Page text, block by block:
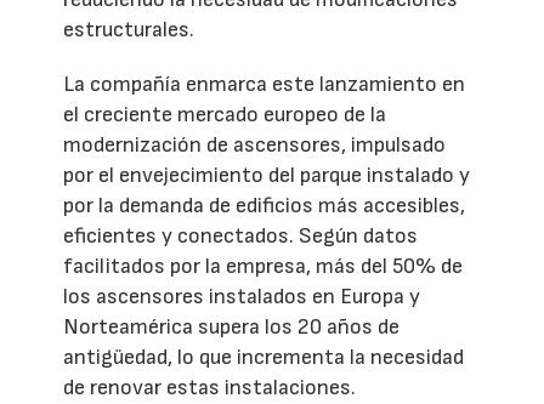
estructurales.
La compañía enmarca este lanzamiento en
el creciente mercado europeo de la
modernización de ascensores, impulsado
por el envejecimiento del parque instalado y
por la demanda de edificios más accesibles,
eficientes y conectados. Según datos
facilitados por la empresa, más del 50% de
los ascensores instalados en Europa y
Norteamérica supera los 20 años de
antigüedad, lo que incrementa la necesidad
de renovar estas instalaciones.